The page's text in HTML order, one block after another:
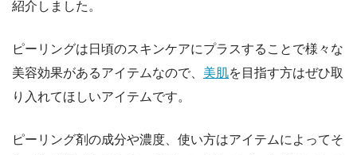
紹介しました。
ピーリングは日頃のスキンケアにプラスすることで様々な
美容効果があるアイテムなので、 美肌を目指す方はぜひ取
り入れてほしいアイテムです。
ピーリング剤の成分や濃度、使い方はアイテムによってそ